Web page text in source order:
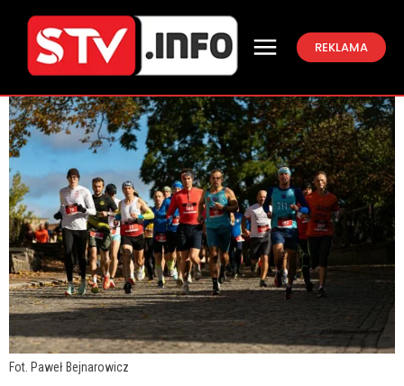
REKLAMA
Fot. Paweł Bejnarowicz